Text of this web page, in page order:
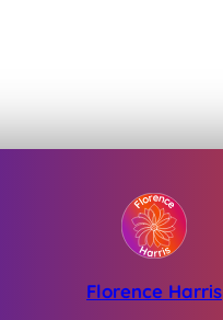
Florence Harris